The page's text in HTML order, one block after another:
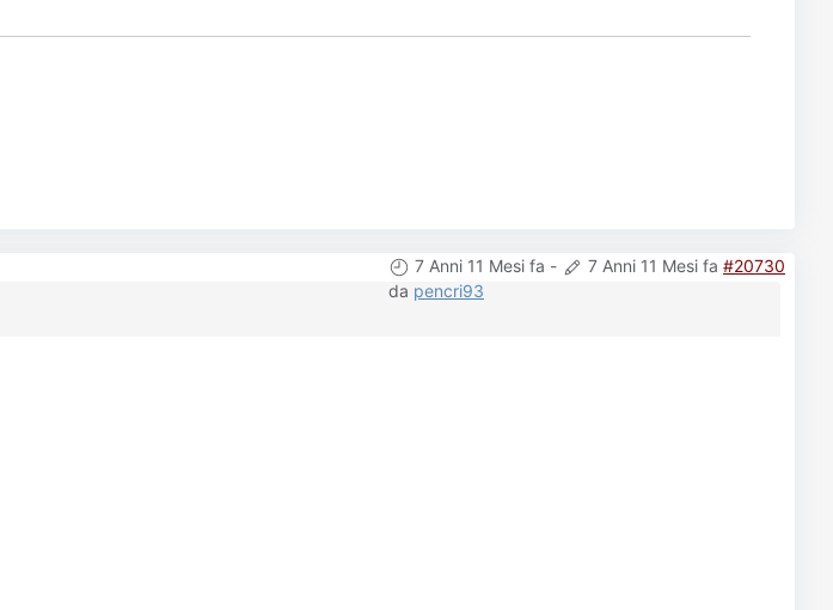
7 Anni 11 Mesi fa - 7 Anni 11 Mesi fa #20730
da pencri93